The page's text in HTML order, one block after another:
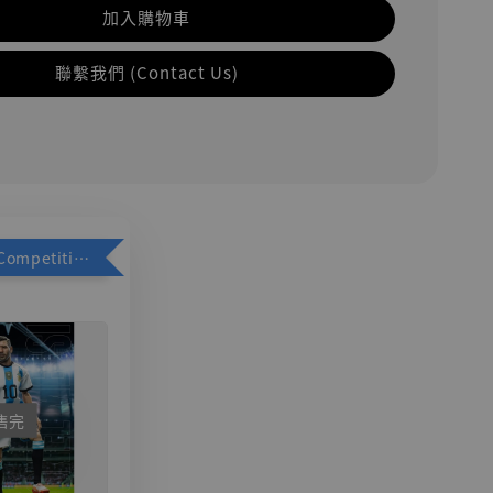
加入購物車
聯繫我們 (Contact Us)
加購優惠【Competitive Toys 梅西 [CM001]】
完